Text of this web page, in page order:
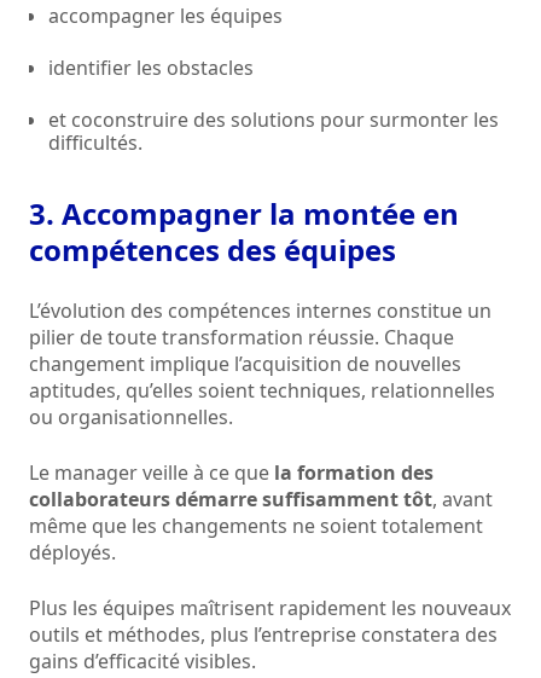
accompagner les équipes
identifier les obstacles
et coconstruire des solutions pour surmonter les
difficultés.
3. Accompagner la montée en
compétences des équipes
L’évolution des compétences internes constitue un
pilier de toute transformation réussie. Chaque
changement implique l’acquisition de nouvelles
aptitudes, qu’elles soient techniques, relationnelles
ou organisationnelles.
Le manager veille à ce que la formation des
collaborateurs démarre suffisamment tôt, avant
même que les changements ne soient totalement
déployés.
Plus les équipes maîtrisent rapidement les nouveaux
outils et méthodes, plus l’entreprise constatera des
gains d’efficacité visibles.